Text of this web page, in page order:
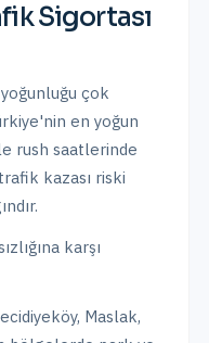
Sigortası
çok
en yoğun
rush saatlerinde
kazası riski
karşı
Maslak,